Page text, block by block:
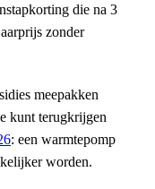
die na 3
zonder
meepakken
kunt terugkrijgen
: een warmtepomp
worden.